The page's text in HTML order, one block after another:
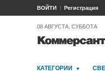
ВОЙТИ Регистрация
08 АВГУСТА, СУББОТА
КАТЕГОРИИ